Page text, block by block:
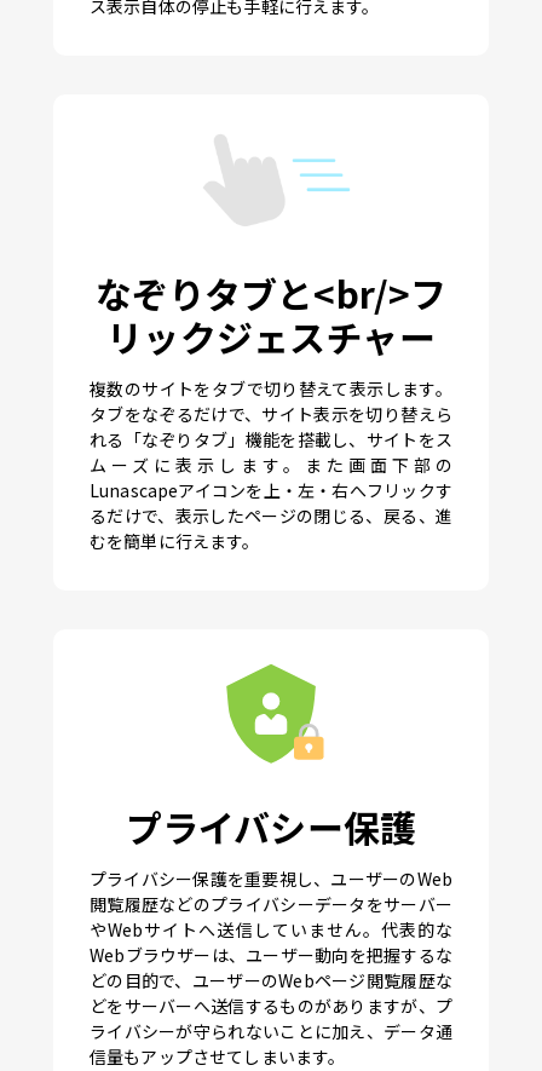
ス表示自体の停止も手軽に行えます。
なぞりタブと<br/>フ
リックジェスチャー
複数のサイトをタブで切り替えて表示します。
タブをなぞるだけで、サイト表示を切り替えら
れる「なぞりタブ」機能を搭載し、サイトをス
ムーズに表示します。また画面下部の
Lunascapeアイコンを上・左・右へフリックす
るだけで、表示したページの閉じる、戻る、進
むを簡単に行えます。
プライバシー保護
プライバシー保護を重要視し、ユーザーのWeb
閲覧履歴などのプライバシーデータをサーバー
やWebサイトへ送信していません。代表的な
Webブラウザーは、ユーザー動向を把握するな
どの目的で、ユーザーのWebページ閲覧履歴な
どをサーバーへ送信するものがありますが、プ
ライバシーが守られないことに加え、データ通
信量もアップさせてしまいます。